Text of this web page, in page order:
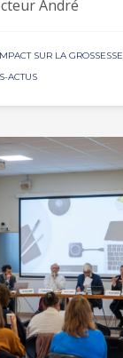
André
SUR LA GROSSESSE
ACTUS